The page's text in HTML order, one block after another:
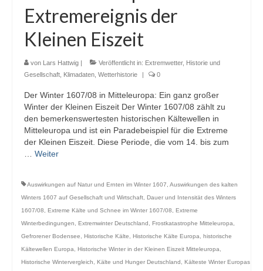
Impressum
Extremereignis der
Kleinen Eiszeit
von Lars Hattwig | Veröffentlicht in: Extremwetter, Historie und
Gesellschaft Klimadaten Wetterhistorie | 0
Der Winter 1607/08 in Mitteleuropa: Ein ganz großer
Winter der Kleinen Eiszeit Der Winter 1607/08 zählt zu
den bemerkenswertesten historischen Kältewellen in
Mitteleuropa und ist ein Paradebeispiel für die Extreme
der Kleinen Eiszeit. Diese Periode, die vom 14. bis zum
Weiter
Auswirkungen auf Natur und Ernten im Winter 1607 Auswirkungen des kalten
Winters 1607 auf Gesellschaft und Wirtschaft Dauer und Intensität des Winters
1607/08
Extreme Kälte und Schnee im Winter 1607/08
Extreme
Winterbedingungen
Extremwinter Deutschland Frostkatastrophe Mitteleuropa
Gefrorener Bodensee
Historische Kälte Historische Kälte Europa
historische
Kältewellen Europa
Historische Winter in der Kleinen Eiszeit Mitteleuropa
Historische Wintervergleich
Kälte und Hunger Deutschland
Kälteste Winter Europas